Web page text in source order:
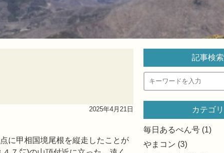
2025年4月21日
に甲相国境尾根を縦走したことが
記事検索
カテゴリ
毎日あるぺん号 (1)
やまコン (3)